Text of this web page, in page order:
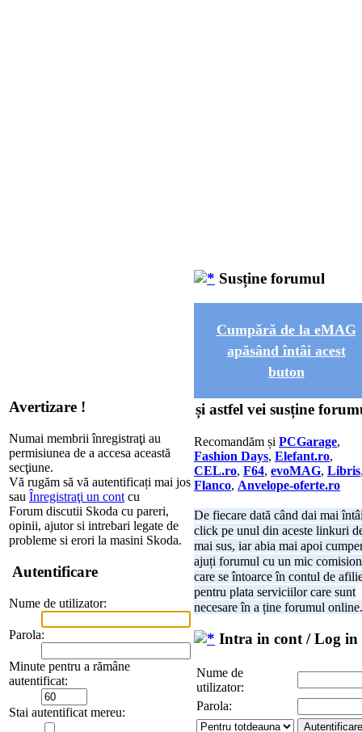
Avertizare !
Numai membrii înregistraţi au
permisiunea de a accesa această
secţiune.
Vă rugăm să vă autentificați mai jos
sau Înregistraţi un cont cu
Forum discutii Skoda cu pareri,
opinii, ajutor si intrebari legate de
probleme si erori la masini Skoda.
Autentificare
Nume de utilizator:
Parola:
Minute pentru a rămâne
autentificat:
Stai autentificat mereu:
Susține forumul
Cumpără de la eMAG
apăsând întâi acest
buton
și astfel vei susține
Recomandăm și PCGarage,
Fashion Days, Elefant.ro,
CEL.ro, F64, evoMAG, Libris
Flanco, Anvelope-oferte.ro
De fiecare dată când dai mai
click pe unul din aceste linkuri
mai sus, iar abia mai apoi
ajuți forumul cu un mic comision
care se întoarce în contul de
pentru plata serviciilor care sunt
necesare în a ține forumul online.
Intra in cont / Log in
Nume de
utilizator:
Parola: